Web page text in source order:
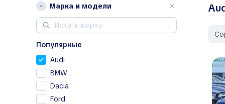
Марка и модели
Популярные
Audi
BMW
Dacia
Ford